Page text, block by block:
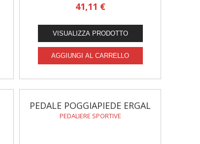
41,11 €
PEDALE POGGIAPIEDE ERGAL
PEDALIERE SPORTIVE